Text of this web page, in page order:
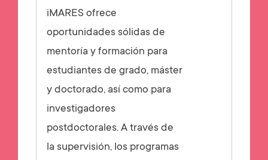
iMARES ofrece
oportunidades sólidas de
mentoría y formación para
estudiantes de grado, máster
y doctorado, así como para
investigadores
postdoctorales. A través de
la supervisión, los programas